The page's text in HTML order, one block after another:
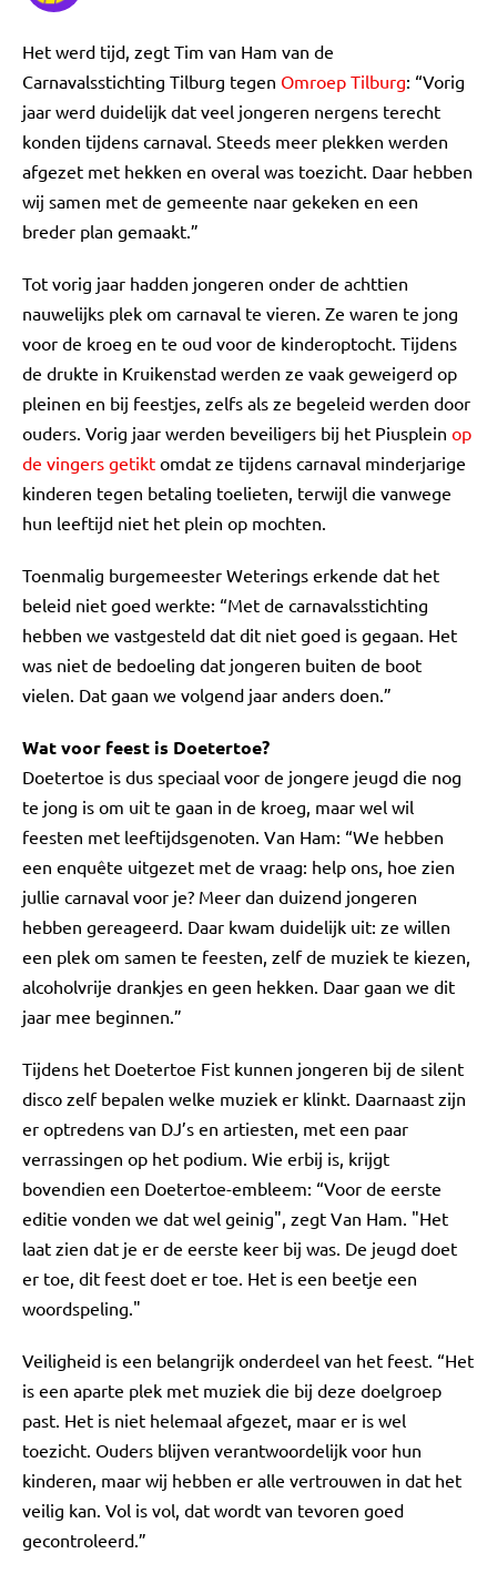
Het werd tijd, zegt Tim van Ham van de
Carnavalsstichting Tilburg tegen Omroep Tilburg: “Vorig
jaar werd duidelijk dat veel jongeren nergens terecht
konden tijdens carnaval. Steeds meer plekken werden
afgezet met hekken en overal was toezicht. Daar hebben
wij samen met de gemeente naar gekeken en een
breder plan gemaakt.”
Tot vorig jaar hadden jongeren onder de achttien
nauwelijks plek om carnaval te vieren. Ze waren te jong
voor de kroeg en te oud voor de kinderoptocht. Tijdens
de drukte in Kruikenstad werden ze vaak geweigerd op
pleinen en bij feestjes, zelfs als ze begeleid werden door
ouders. Vorig jaar werden beveiligers bij het Piusplein op
de vingers getikt omdat ze tijdens carnaval minderjarige
kinderen tegen betaling toelieten, terwijl die vanwege
hun leeftijd niet het plein op mochten.
Toenmalig burgemeester Weterings erkende dat het
beleid niet goed werkte: “Met de carnavalsstichting
hebben we vastgesteld dat dit niet goed is gegaan. Het
was niet de bedoeling dat jongeren buiten de boot
vielen. Dat gaan we volgend jaar anders doen.”
Wat voor feest is Doetertoe?
Doetertoe is dus speciaal voor de jongere jeugd die nog
te jong is om uit te gaan in de kroeg, maar wel wil
feesten met leeftijdsgenoten. Van Ham: “We hebben
een enquête uitgezet met de vraag: help ons, hoe zien
jullie carnaval voor je? Meer dan duizend jongeren
hebben gereageerd. Daar kwam duidelijk uit: ze willen
een plek om samen te feesten, zelf de muziek te kiezen,
alcoholvrije drankjes en geen hekken. Daar gaan we dit
jaar mee beginnen.”
Tijdens het Doetertoe Fist kunnen jongeren bij de silent
disco zelf bepalen welke muziek er klinkt. Daarnaast zijn
er optredens van DJ’s en artiesten, met een paar
verrassingen op het podium. Wie erbij is, krijgt
bovendien een Doetertoe-embleem: “Voor de eerste
editie vonden we dat wel geinig", zegt Van Ham. "Het
laat zien dat je er de eerste keer bij was. De jeugd doet
er toe, dit feest doet er toe. Het is een beetje een
woordspeling."
Veiligheid is een belangrijk onderdeel van het feest. “Het
is een aparte plek met muziek die bij deze doelgroep
past. Het is niet helemaal afgezet, maar er is wel
toezicht. Ouders blijven verantwoordelijk voor hun
kinderen, maar wij hebben er alle vertrouwen in dat het
veilig kan. Vol is vol, dat wordt van tevoren goed
gecontroleerd.”